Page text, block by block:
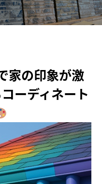
家の印象が激
ーディネート